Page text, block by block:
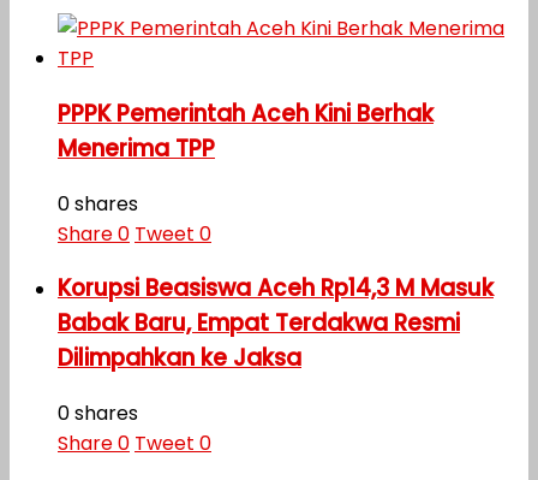
PPPK Pemerintah Aceh Kini Berhak
Menerima TPP
0 shares
Share0 Tweet 0
Korupsi Beasiswa Aceh Rp14,3 M Masuk
Babak Baru, Empat Terdakwa Resmi
Dilimpahkan ke Jaksa
0 shares
Share0 Tweet 0